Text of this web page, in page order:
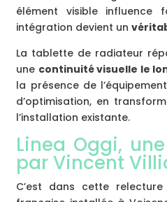
élément visible influence
intégration devient un
La tablette de radiateur
une continuité visuelle le
la présence de
d’optimisation, en
l’installation existante.
Linea Oggi,
par Vincent
C’est dans cette